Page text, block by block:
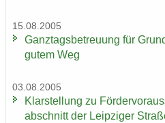
15.08.2005
Ganz­tags­be­treu­ung für
gutem Weg
03.08.2005
Klar­stel­lung zu
ab­schnitt der Leip­zi­ger